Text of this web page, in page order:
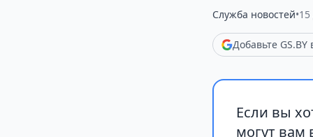
Служба новостей•15
Добавьте
Если вы
могут вам